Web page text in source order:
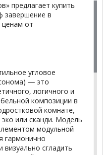
предлагает купить
завершение в
ценам от
угловое
— это
логичного и
композиции в
комнате,
или сканди. Модель
модульной
гармонично
сгладить